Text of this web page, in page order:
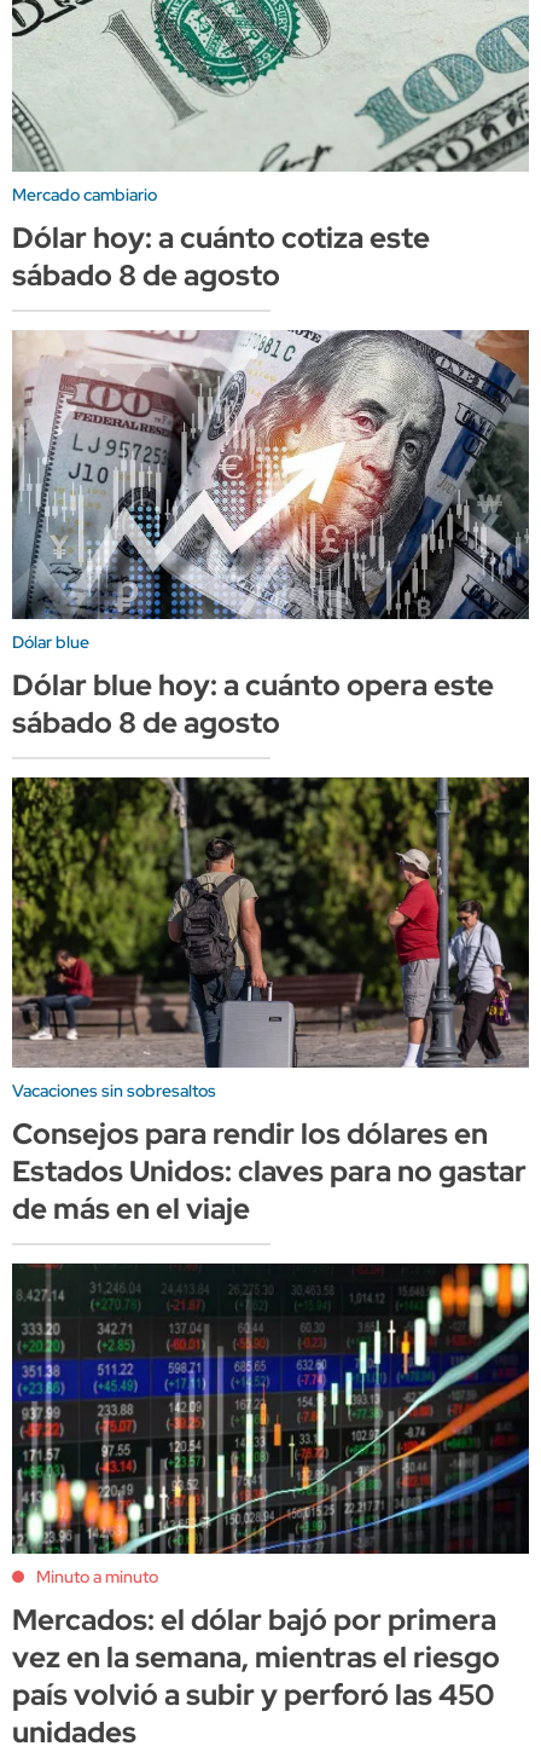
Mercado cambiario
Dólar hoy: a cuánto cotiza este
sábado 8 de agosto
Dólar blue
Dólar blue hoy: a cuánto opera este
sábado 8 de agosto
Vacaciones sin sobresaltos
Consejos para rendir los dólares en
Estados Unidos: claves para no gastar
de más en el viaje
Minuto a minuto
Mercados: el dólar bajó por primera
vez en la semana, mientras el riesgo
país volvió a subir y perforó las 450
unidades